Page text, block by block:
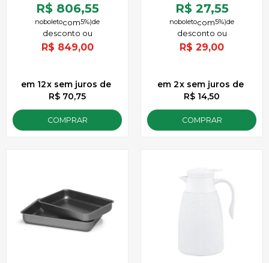
R$ 806,55
de
5%)
noboleto
R$ 849,00
12x
de
R$ 70,75
sem juros
COMPRAR
R$ 27,55
de
5%)
noboleto
R$ 29,00
2x
de
R$ 14,50
sem juros
COMPRAR